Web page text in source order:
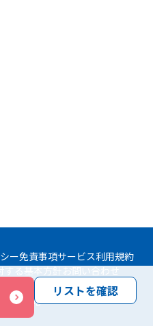
リストを確認
ー免責事項サービス利用規約
する基本方針 お問い合わせ
All rights reserved.